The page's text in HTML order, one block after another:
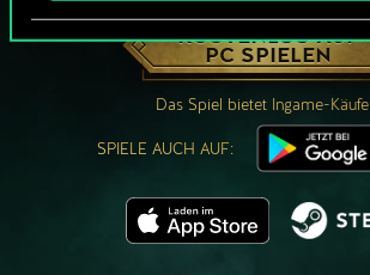
KOSTENLOS AUF
PC SPIELEN
Das Spiel bietet Ingame-Käufe
SPIELE AUCH AUF: